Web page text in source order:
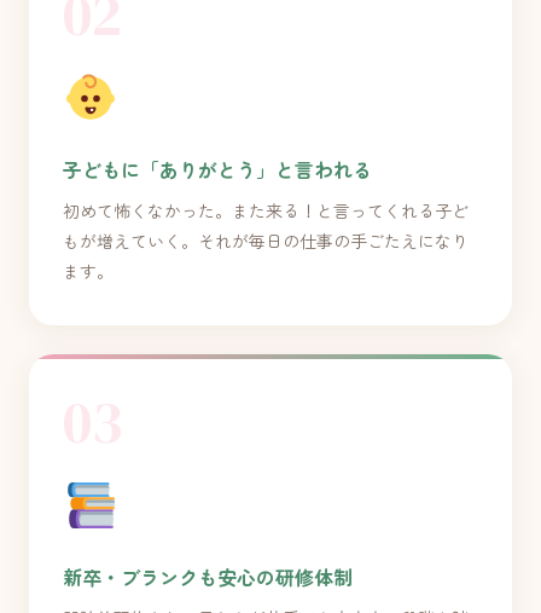
子どもに「ありがとう」と言われる
初めて怖くなかった。また来る！と言ってくれる子ど
もが増えていく。それが毎日の仕事の手ごたえになり
ます。
新卒・ブランクも安心の研修体制